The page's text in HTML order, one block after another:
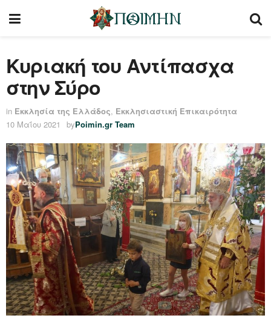
Κυριακή του Αντίπασχα
στην Σύρο
in Εκκλησία της Ελλάδος, Εκκλησιαστική Επικαιρότητα
10 Μαΐου 2021
byPoimin.gr Team